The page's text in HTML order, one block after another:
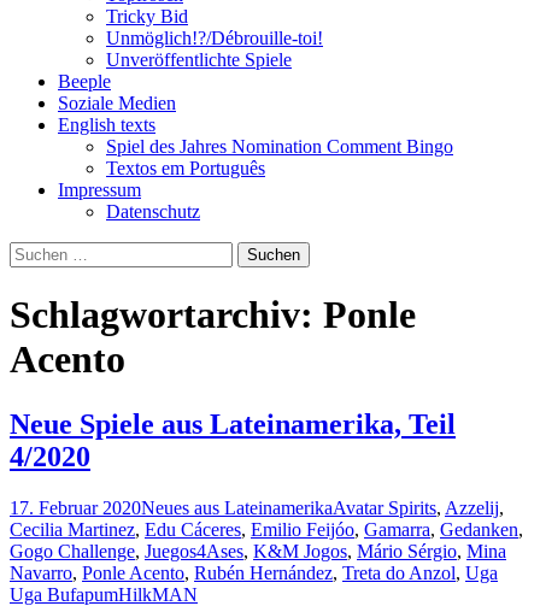
Tricky Bid
Unmöglich!?/Débrouille-toi!
Unveröffentlichte Spiele
Beeple
Soziale Medien
English texts
Spiel des Jahres Nomination Comment Bingo
Textos em Português
Impressum
Datenschutz
Suchen
nach:
Schlagwortarchiv: Ponle
Acento
Neue Spiele aus Lateinamerika, Teil
4/2020
17. Februar 2020Neues aus LateinamerikaAvatar Spirits, Azzelij,
Cecilia Martinez, Edu Cáceres, Emilio Feijóo, Gamarra, Gedanken,
Gogo Challenge, Juegos4Ases, K&M Jogos, Mário Sérgio, Mina
Navarro, Ponle Acento, Rubén Hernández, Treta do Anzol, Uga
Uga BufapumHilkMAN